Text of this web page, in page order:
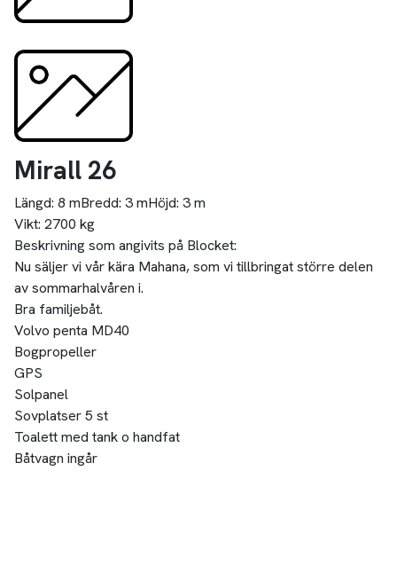
Mirall 26
Längd: 8 mBredd: 3 mHöjd: 3 m
Vikt: 2700 kg
Beskrivning som angivits på Blocket:
Nu säljer vi vår kära Mahana, som vi tillbringat större delen
av sommarhalvåren i.
Bra familjebåt.
Volvo penta MD40
Bogpropeller
GPS
Solpanel
Sovplatser 5 st
Toalett med tank o handfat
Båtvagn ingår